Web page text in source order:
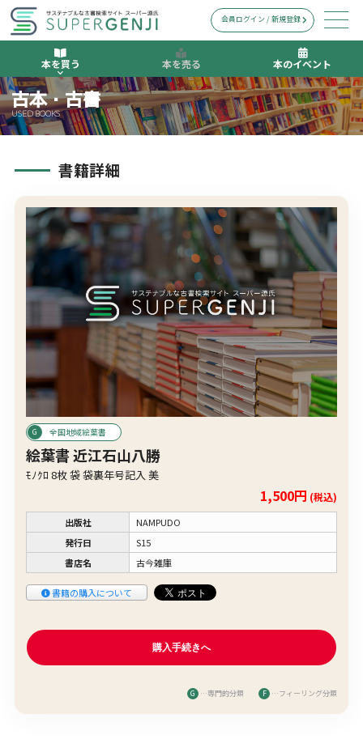
本を買う 本を売る 本のイベント
会員ログイン / 新規登録
古本・古書
USED BOOKS
書籍詳細
全国地域絵葉書
絵葉書 近江石山八勝
ﾓﾉｸﾛ 8枚 袋 袋裏年号記入 美
1,500円 (税込)
出版社
NAMPUDO
発行日
S15
書店名
古今雑庫
書籍の購入について
G …専門的分類 F …フィーリング分類